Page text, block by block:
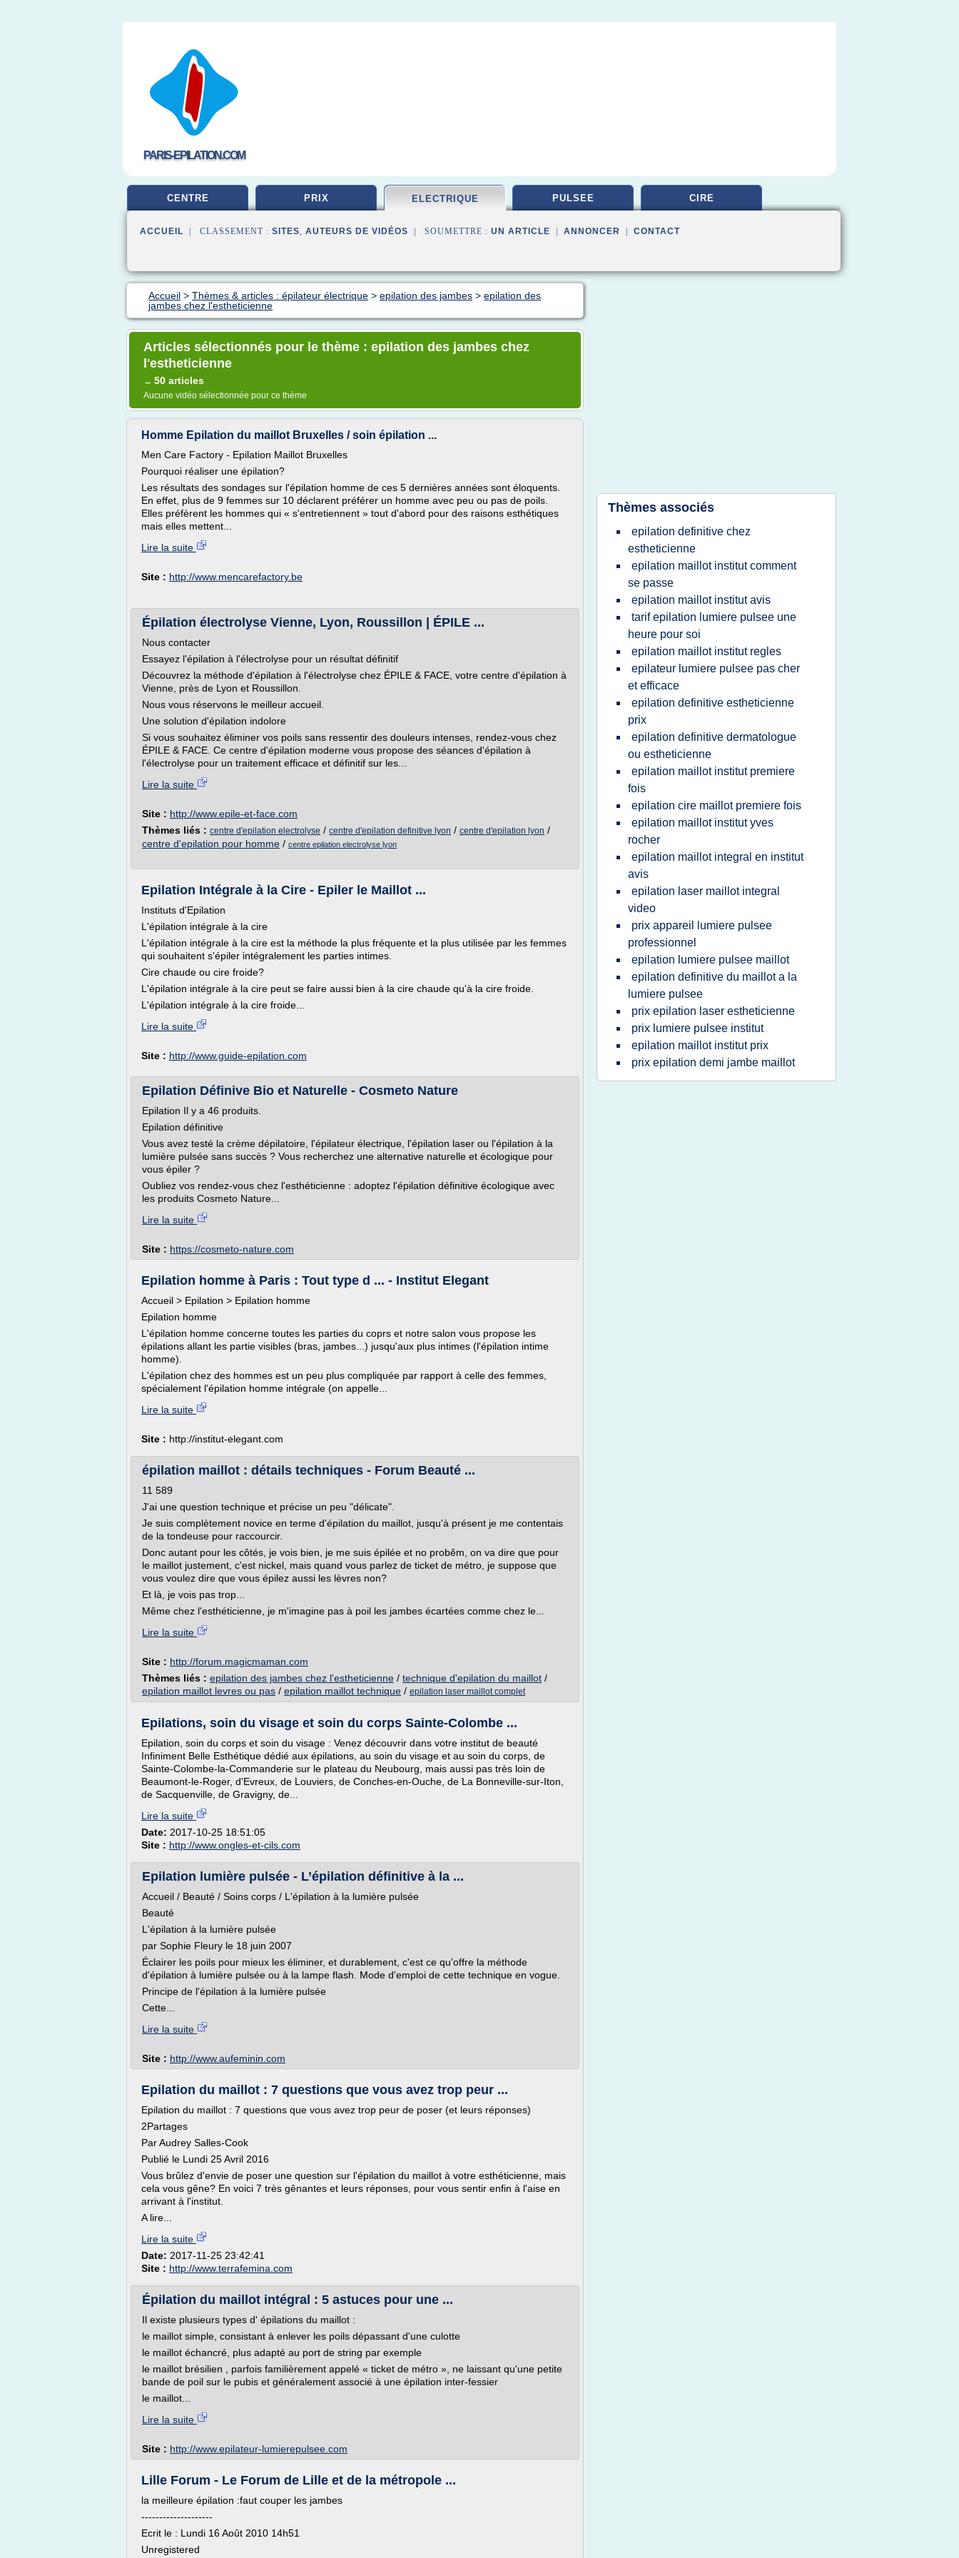
PARIS-EPILATION.COM
CENTRE PRIX ELECTRIQUE PULSEE CIRE
ACCUEIL | CLASSEMENT : SITES, AUTEURS DE VIDÉOS | SOUMETTRE : UN ARTICLE ANNONCER CONTACT
Accueil > Thèmes & articles : épilateur électrique > epilation des jambes > epilation des
jambes chez l'estheticienne
Articles sélectionnés pour le thème : epilation des jambes chez
l'estheticienne
→ 50 articles
Aucune vidéo sélectionnée pour ce thème
Homme Epilation du maillot Bruxelles / soin épilation ...
Men Care Factory - Epilation Maillot Bruxelles
Pourquoi réaliser une épilation?
Les résultats des sondages sur l'épilation homme de ces 5 dernières années sont éloquents.
En effet, plus de 9 femmes sur 10 déclarent préférer un homme avec peu ou pas de poils.
Elles préfèrent les hommes qui « s'entretiennent » tout d'abord pour des raisons esthétiques
mais elles mettent...
Lire la suite
Site : http://www.mencarefactory.be
Épilation électrolyse Vienne, Lyon, Roussillon | ÉPILE ...
Nous contacter
Essayez l'épilation à l'électrolyse pour un résultat définitif
Découvrez la méthode d'épilation à l'électrolyse chez ÉPILE & FACE, votre centre d'épilation à
Vienne, près de Lyon et Roussillon.
Nous vous réservons le meilleur accueil.
Une solution d'épilation indolore
Si vous souhaitez éliminer vos poils sans ressentir des douleurs intenses, rendez-vous chez
ÉPILE & FACE. Ce centre d'épilation moderne vous propose des séances d'épilation à
l'électrolyse pour un traitement efficace et définitif sur les...
Lire la suite
Site : http://www.epile-et-face.com
Thèmes liés : centre d'epilation electrolyse / centre d'epilation definitive lyon / centre d'epilation lyon /
centre d'epilation pour homme / centre epilation electrolyse lyon
Epilation Intégrale à la Cire - Epiler le Maillot ...
Instituts d'Epilation
L'épilation intégrale à la cire
L'épilation intégrale à la cire est la méthode la plus fréquente et la plus utilisée par les femmes
qui souhaitent s'épiler intégralement les parties intimes.
Cire chaude ou cire froide?
L'épilation intégrale à la cire peut se faire aussi bien à la cire chaude qu'à la cire froide.
L'épilation intégrale à la cire froide...
Lire la suite
Site : http://www.guide-epilation.com
Epilation Définive Bio et Naturelle - Cosmeto Nature
Epilation Il y a 46 produits.
Epilation définitive
Vous avez testé la crème dépilatoire, l'épilateur électrique, l'épilation laser ou l'épilation à la
lumière pulsée sans succès ? Vous recherchez une alternative naturelle et écologique pour
vous épiler ?
Oubliez vos rendez-vous chez l'esthéticienne : adoptez l'épilation définitive écologique avec
les produits Cosmeto Nature...
Lire la suite
Site : https://cosmeto-nature.com
Epilation homme à Paris : Tout type d ... - Institut Elegant
Accueil > Epilation > Epilation homme
Epilation homme
L'épilation homme concerne toutes les parties du coprs et notre salon vous propose les
épilations allant les partie visibles (bras, jambes...) jusqu'aux plus intimes (l'épilation intime
homme).
L'épilation chez des hommes est un peu plus compliquée par rapport à celle des femmes,
spécialement l'épilation homme intégrale (on appelle...
Lire la suite
Site : http://institut-elegant.com
épilation maillot : détails techniques - Forum Beauté ...
11 589
J'ai une question technique et précise un peu "délicate".
Je suis complètement novice en terme d'épilation du maillot, jusqu'à présent je me contentais
de la tondeuse pour raccourcir.
Donc autant pour les côtés, je vois bien, je me suis épilée et no probêm, on va dire que pour
le maillot justement, c'est nickel, mais quand vous parlez de ticket de métro, je suppose que
vous voulez dire que vous épilez aussi les lèvres non?
Et là, je vois pas trop...
Même chez l'esthéticienne, je m'imagine pas à poil les jambes écartées comme chez le...
Lire la suite
Site : http://forum.magicmaman.com
Thèmes liés : epilation des jambes chez l'estheticienne / technique d'epilation du maillot /
epilation maillot levres ou pas / epilation maillot technique / epilation laser maillot complet
Epilations, soin du visage et soin du corps Sainte-Colombe ...
Epilation, soin du corps et soin du visage : Venez découvrir dans votre institut de beauté
Infiniment Belle Esthétique dédié aux épilations, au soin du visage et au soin du corps, de
Sainte-Colombe-la-Commanderie sur le plateau du Neubourg, mais aussi pas très loin de
Beaumont-le-Roger, d'Evreux, de Louviers, de Conches-en-Ouche, de La Bonneville-sur-Iton,
de Sacquenville, de Gravigny, de...
Lire la suite
Date: 2017-10-25 18:51:05
Site : http://www.ongles-et-cils.com
Epilation lumière pulsée - L’épilation définitive à la ...
Accueil / Beauté / Soins corps / L'épilation à la lumière pulsée
Beauté
L'épilation à la lumière pulsée
par Sophie Fleury le 18 juin 2007
Éclairer les poils pour mieux les éliminer, et durablement, c'est ce qu'offre la méthode
d'épilation à lumière pulsée ou à la lampe flash. Mode d'emploi de cette technique en vogue.
Principe de l'épilation à la lumière pulsée
Cette...
Lire la suite
Site : http://www.aufeminin.com
Epilation du maillot : 7 questions que vous avez trop peur ...
Epilation du maillot : 7 questions que vous avez trop peur de poser (et leurs réponses)
2Partages
Par Audrey Salles-Cook
Publié le Lundi 25 Avril 2016
Vous brûlez d'envie de poser une question sur l'épilation du maillot à votre esthéticienne, mais
cela vous gêne? En voici 7 très gênantes et leurs réponses, pour vous sentir enfin à l'aise en
arrivant à l'institut.
A lire...
Lire la suite
Date: 2017-11-25 23:42:41
Site : http://www.terrafemina.com
Épilation du maillot intégral : 5 astuces pour une ...
Il existe plusieurs types d' épilations du maillot :
le maillot simple, consistant à enlever les poils dépassant d'une culotte
le maillot échancré, plus adapté au port de string par exemple
le maillot brésilien , parfois familièrement appelé « ticket de métro », ne laissant qu'une petite
bande de poil sur le pubis et généralement associé à une épilation inter-fessier
le maillot...
Lire la suite
Site : http://www.epilateur-lumierepulsee.com
Lille Forum - Le Forum de Lille et de la métropole ...
la meilleure épilation :faut couper les jambes
--------------------
Ecrit le : Lundi 16 Août 2010 14h51
Unregistered
Thèmes associés
epilation definitive chez
estheticienne
epilation maillot institut comment
se passe
epilation maillot institut avis
tarif epilation lumiere pulsee une
heure pour soi
epilation maillot institut regles
epilateur lumiere pulsee pas cher
et efficace
epilation definitive estheticienne
prix
epilation definitive dermatologue
ou estheticienne
epilation maillot institut premiere
fois
epilation cire maillot premiere fois
epilation maillot institut yves
rocher
epilation maillot integral en institut
avis
epilation laser maillot integral
video
prix appareil lumiere pulsee
professionnel
epilation lumiere pulsee maillot
epilation definitive du maillot a la
lumiere pulsee
prix epilation laser estheticienne
prix lumiere pulsee institut
epilation maillot institut prix
prix epilation demi jambe maillot